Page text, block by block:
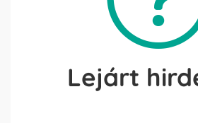
Lejárt